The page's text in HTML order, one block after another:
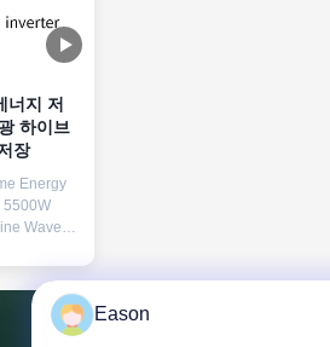
너지 저
하이브
장
Energy
5500W
Wave
Density
LiFePO4
use
Eason